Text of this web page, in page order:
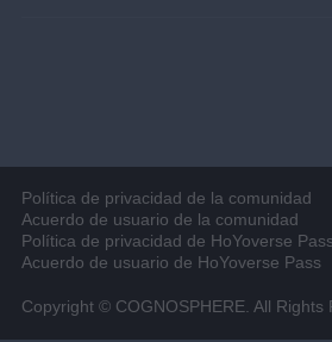
Política de privacidad de la comunidad
Acuerdo de usuario de la comunidad
Política de privacidad de HoYoverse Pass
Acuerdo de usuario de HoYoverse Pass
Copyright © COGNOSPHERE. All Rights